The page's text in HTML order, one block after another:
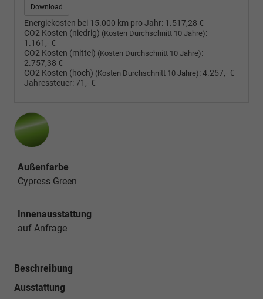
Download
Energiekosten bei 15.000 km pro Jahr: 1.517,28 €
CO2 Kosten (niedrig) (Kosten Durchschnitt 10 Jahre):
1.161,- €
CO2 Kosten (mittel) (Kosten Durchschnitt 10 Jahre):
2.757,38 €
CO2 Kosten (hoch) (Kosten Durchschnitt 10 Jahre):4.257,- €
Jahressteuer:71,- €
Außenfarbe
Cypress Green
Innenausstattung
auf Anfrage
Beschreibung
Ausstattung